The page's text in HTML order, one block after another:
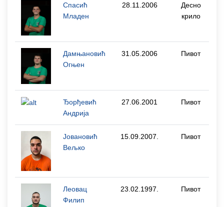
Спасић
Младен
28.11.2006
Десно
крило
Дамњановић
Огњен
31.05.2006 Пивот
Ђорђевић
Андрија
27.06.2001 Пивот
Јовановић
Вељко
15.09.2007. Пивот
Леовац
Филип
23.02.1997. Пивот